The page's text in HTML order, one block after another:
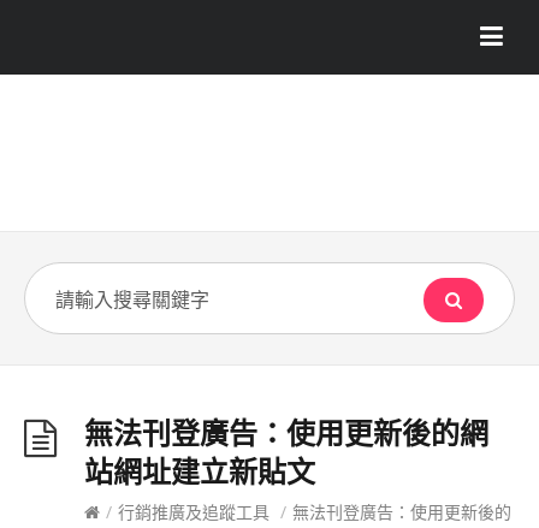
無法刊登廣告：使用更新後的網
站網址建立新貼文
/ 行銷推廣及追蹤工具 / 無法刊登廣告：使用更新後的